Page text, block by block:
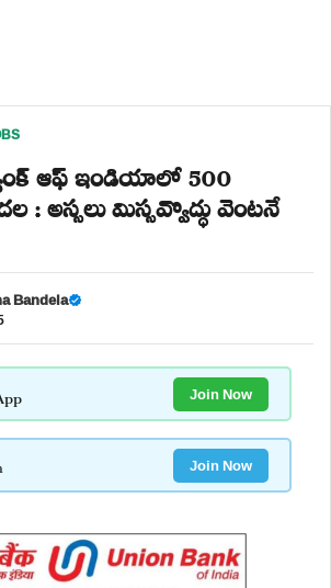
ఆఫ్ ఇండియాలో 500
: అస్సలు మిస్సవ్వొద్ధు వెంటనే
Bandela
Join Now
Join Now